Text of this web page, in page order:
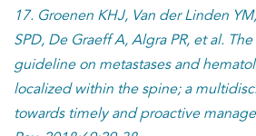
17. Groenen KHJ, Van der Linden
SPD, De Graeff A, Algra PR, et al.
guideline on metastases and
localized within the spine; a
towards timely and proactive